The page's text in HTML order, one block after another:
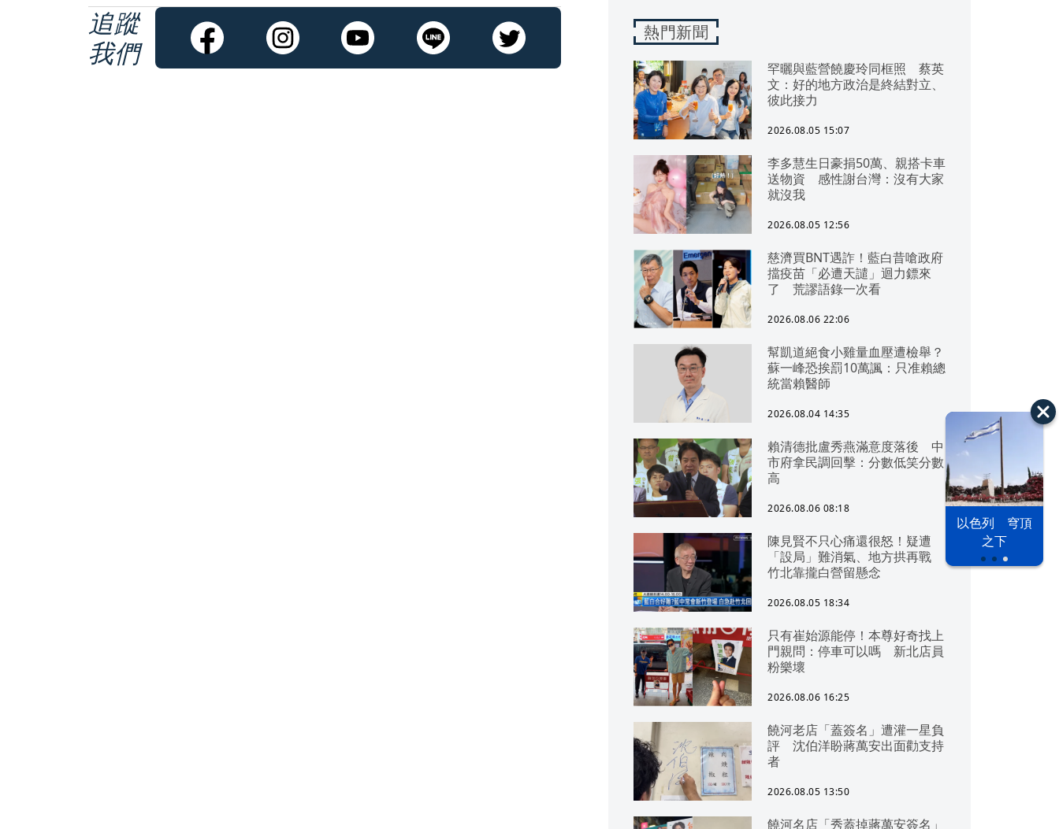
漢光42演習 台股投資熱
以色列 穹頂
之下
追蹤
我們
熱門新聞
罕曬與藍營饒慶玲同框照 蔡英
文：好的地方政治是終結對立、
彼此接力
2026.08.05 15:07
李多慧生日豪捐50萬、親搭卡車
送物資 感性謝台灣：沒有大家
就沒我
2026.08.05 12:56
慈濟買BNT遇詐！藍白昔嗆政府
擋疫苗「必遭天譴」迴力鏢來
了 荒謬語錄一次看
2026.08.06 22:06
幫凱道絕食小雞量血壓遭檢舉？
蘇一峰恐挨罰10萬諷：只准賴總
統當賴醫師
2026.08.04 14:35
賴清德批盧秀燕滿意度落後 中
市府拿民調回擊：分數低笑分數
高
2026.08.06 08:18
陳見賢不只心痛還很怒！疑遭
「設局」難消氣、地方拱再戰
竹北靠攏白營留懸念
2026.08.05 18:34
只有崔始源能停！本尊好奇找上
門親問：停車可以嗎 新北店員
粉樂壞
2026.08.06 16:25
饒河老店「蓋簽名」遭灌一星負
評 沈伯洋盼蔣萬安出面勸支持
者
2026.08.05 13:50
饒河名店「秀蓋掉蔣萬安簽名」